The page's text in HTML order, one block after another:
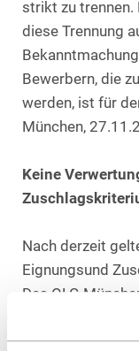
strikt zu trennen.
diese Trennung
Bewerbern, die
werden, ist für
München,
Keine
Nach derzeit
Eignungsund
Das OLG
Rechtsprechung
der